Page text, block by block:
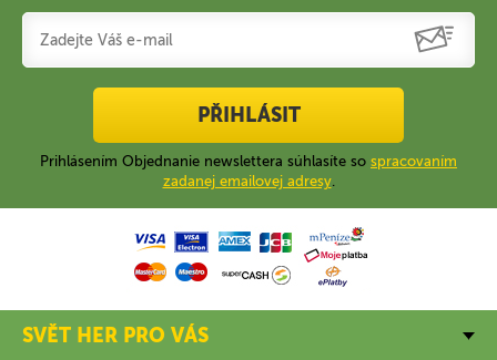
PŘIHLÁSIT
Prihlásením Objednanie newslettera súhlasíte so spracovaním
zadanej emailovej adresy.
SVĚT HER PRO VÁS